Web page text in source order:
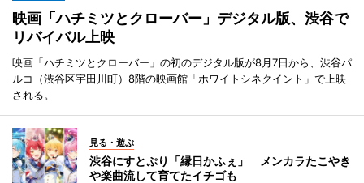
映画「ハチミツとクローバー」デジタル版、渋谷で
リバイバル上映
映画「ハチミツとクローバー」の初のデジタル版が8月7日から、渋谷パ
ルコ（渋谷区宇田川町）8階の映画館「ホワイトシネクイント」で上映
される。
見る・遊ぶ
渋谷にすとぷり「縁日かふぇ」 メンカラたこやき
や楽曲流して育てたイチゴも